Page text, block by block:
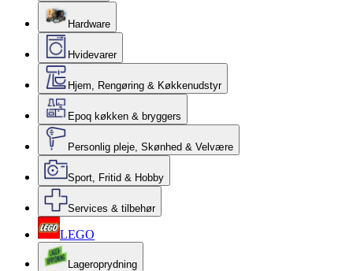
Hardware
Hvidevarer
Hjem, Rengøring & Køkkenudstyr
Epoq køkken & bryggers
Personlig pleje, Skønhed & Velvære
Sport, Fritid & Hobby
Services & tilbehør
LEGO
Lageroprydning